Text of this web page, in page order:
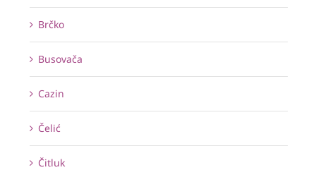
Brčko
Busovača
Cazin
Čelić
Čitluk